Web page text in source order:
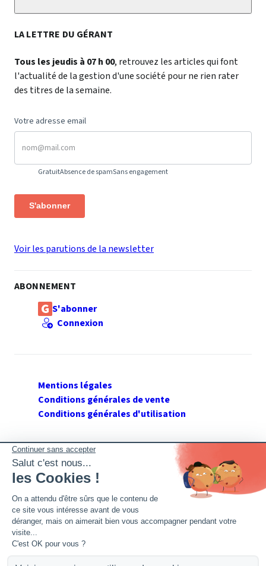
LA LETTRE DU GÉRANT
Tous les jeudis à 07 h 00, retrouvez les articles qui font
l'actualité de la gestion d'une société pour ne rien rater
des titres de la semaine.
Votre adresse email
GratuitAbsence de spamSans engagement
S'abonner
Voir les parutions de la newsletter
ABONNEMENT
S'abonner
Connexion
Mentions légales
Conditions générales de vente
Conditions générales d'utilisation
SUIVEZ GERANT DE SARL
Twitter
Facebook